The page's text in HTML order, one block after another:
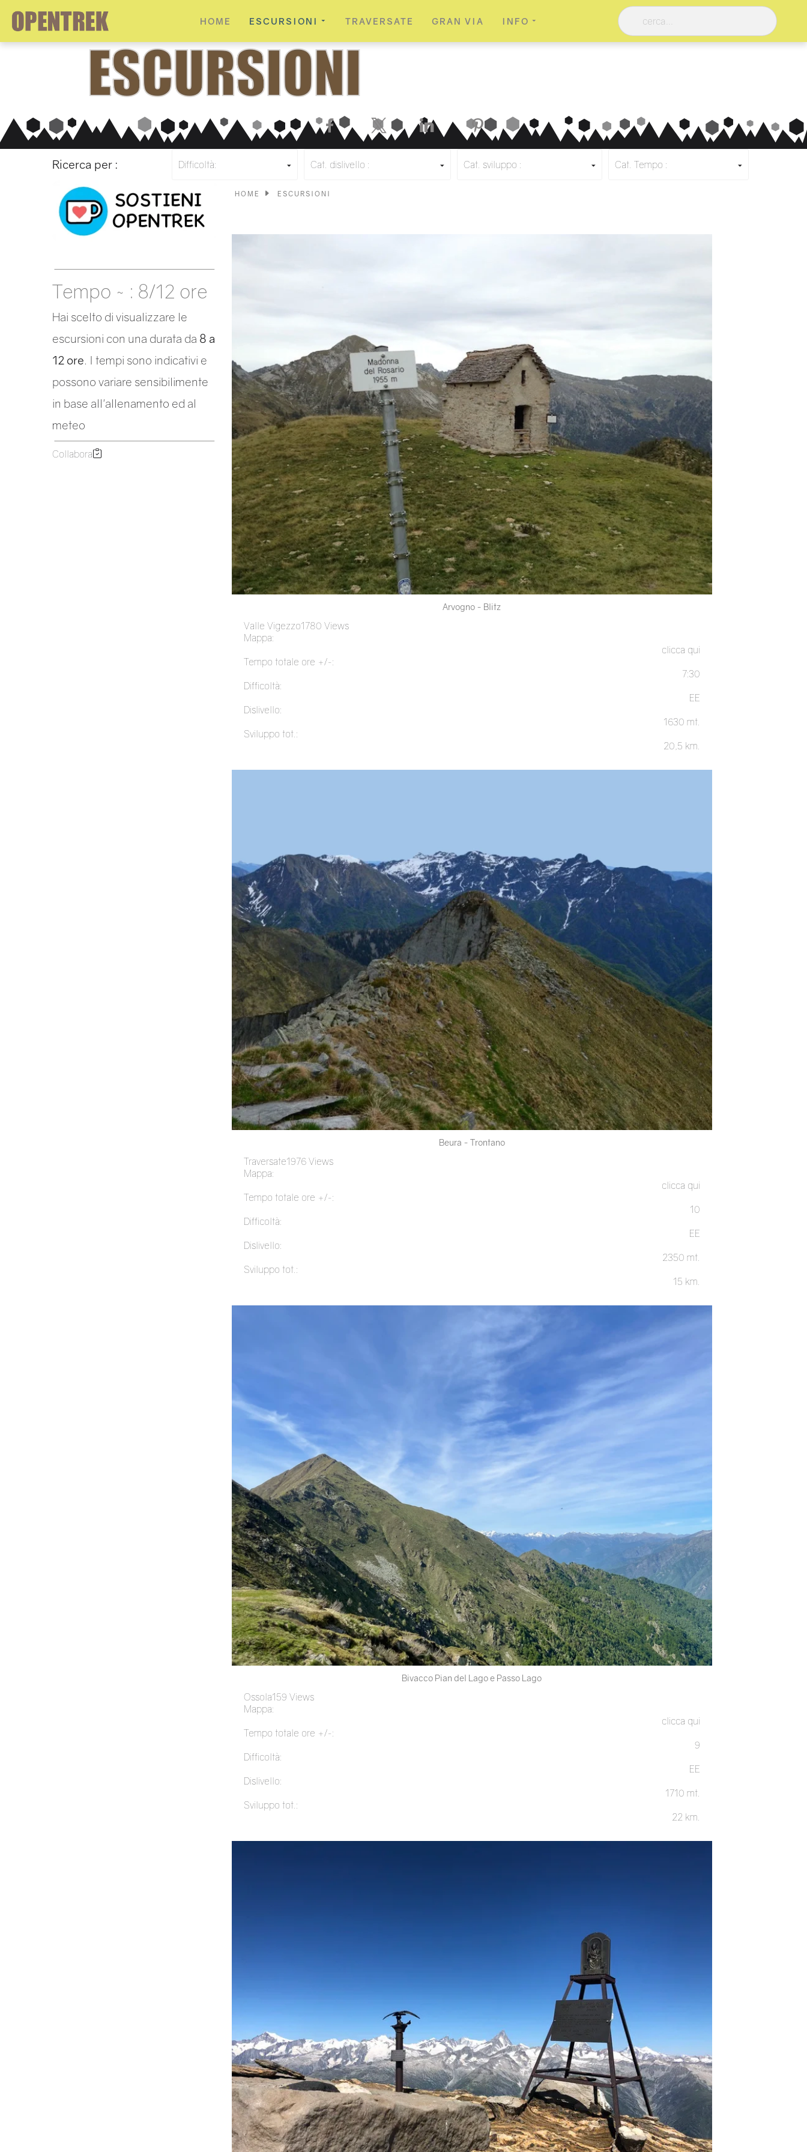
HOME ESCURSIONI TRAVERSATE GRAN VIA INFO
Facebook X LinkedIn Pinterest
Ricerca per : Difficoltà: Cat. dislivello : Cat. sviluppo : Cat. Tempo :
Tempo ~ : 8/12 ore
Hai scelto di visualizzare le
escursioni con una durata da 8 a
12 ore . I tempi sono indicativi e
possono variare sensibilimente
in base all'allenamento ed al
meteo
Collabora
HOME ESCURSIONI
Arvogno - Blitz
Valle Vigezzo1780 Views
Mappa:
clicca qui
Tempo totale ore +/-:
7:30
Difficoltà:
EE
Dislivello:
1630 mt.
Sviluppo tot.:
20,5 km.
Beura - Trontano
Traversate1976 Views
Mappa:
clicca qui
Tempo totale ore +/-:
10
Difficoltà:
EE
Dislivello:
2350 mt.
Sviluppo tot.:
15 km.
Bivacco Pian del Lago e Passo Lago
Ossola159 Views
Mappa:
clicca qui
Tempo totale ore +/-:
9
Difficoltà:
EE
Dislivello:
1710 mt.
Sviluppo tot.:
22 km.